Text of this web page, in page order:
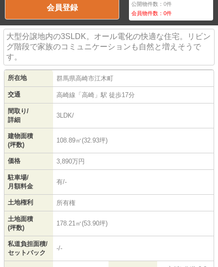
会員登録 公開物件数：0件
会員物件数：0件
大型分譲地内の3SLDK。オール電化の快適な住宅。リビン
グ階段で家族のコミュニケーションも自然と増えそうで
す。
所在地 群馬県高崎市江木町
交通 高崎線 「 高崎 」駅 徒歩17分
間取り/
詳細
3LDK/
建物面積
(坪数)
108.89㎡(32.93坪)
価格 3,890万円
駐車場/
月額料金
有/-
土地権利 所有権
土地面積
(坪数)
178.21㎡(53.90坪)
私道負担面積/
セットバック
-/-